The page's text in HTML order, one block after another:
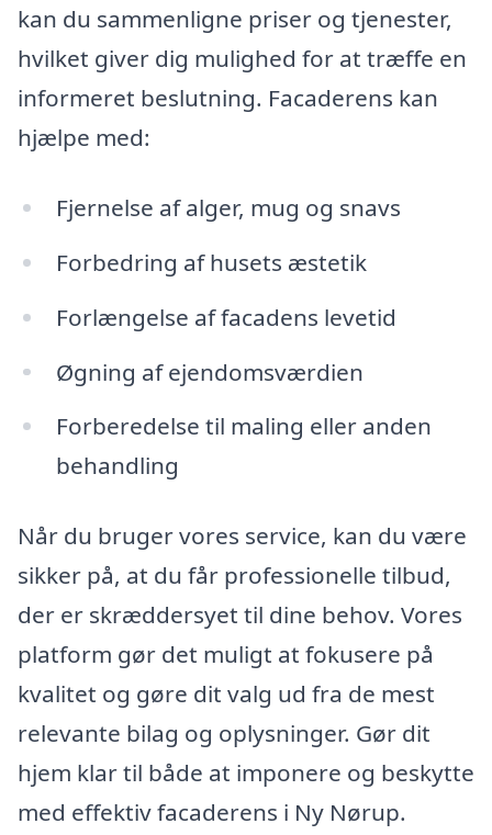
kan du sammenligne priser og tjenester,
hvilket giver dig mulighed for at træffe en
informeret beslutning. Facaderens kan
hjælpe med:
Fjernelse af alger, mug og snavs
Forbedring af husets æstetik
Forlængelse af facadens levetid
Øgning af ejendomsværdien
Forberedelse til maling eller anden
behandling
Når du bruger vores service, kan du være
sikker på, at du får professionelle tilbud,
der er skræddersyet til dine behov. Vores
platform gør det muligt at fokusere på
kvalitet og gøre dit valg ud fra de mest
relevante bilag og oplysninger. Gør dit
hjem klar til både at imponere og beskytte
med effektiv facaderens i Ny Nørup.